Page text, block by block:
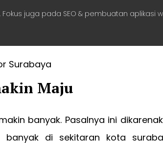
juga pada SEO & pembuatan aplikasi
Maju
banyak. Pasalnya ini
banyak di sekitaran kota